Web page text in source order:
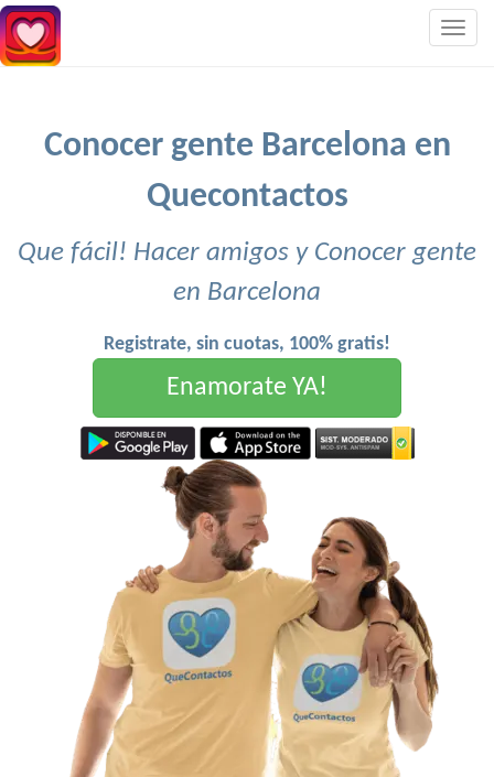
Conocer gente Barcelona en
Quecontactos
Que fácil! Hacer amigos y Conocer gente
en Barcelona
Registrate, sin cuotas, 100% gratis!
Enamorate YA!